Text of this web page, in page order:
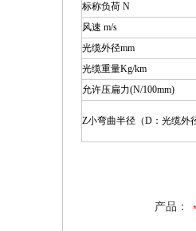
标称负荷 N
风速 m/s
光缆外径mm
光缆重量Kg/km
允许压扁力(N/100mm)
Z小弯曲半径（D：光缆外
产品：